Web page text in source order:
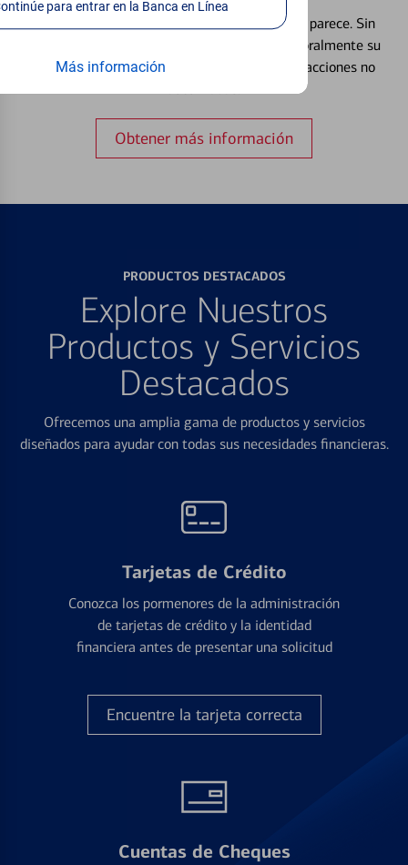
Continúe para entrar en la Banca en Línea
Más información
Extraviar una tarjeta es más común de lo que parece. Sin
embargo, puede bloquear y desbloquear temporalmente su
tarjeta de débito para ayudar a prevenir transacciones no
Obtener más información
PRODUCTOS DESTACADOS
Explore Nuestros
Productos y Servicios
Destacados
Ofrecemos una amplia gama de productos y servicios
diseñados para ayudar con todas sus necesidades financieras.
Tarjetas de Crédito
Conozca los pormenores de la administración
de tarjetas de crédito y la identidad
financiera antes de presentar una solicitud
Encuentre la tarjeta correcta
Cuentas de Cheques